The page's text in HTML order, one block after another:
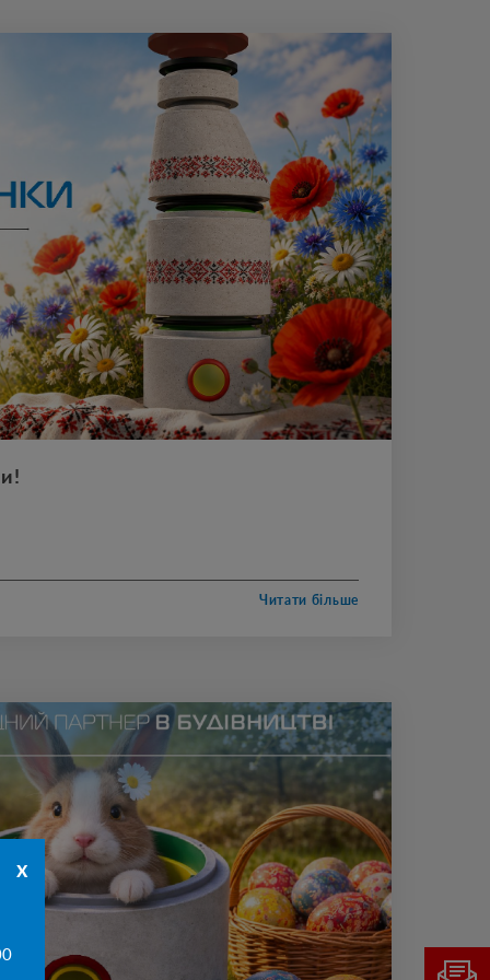
x
Читати більше
поколінь, сила традицій і символ
Шануймо традиції. Єднаймося заради